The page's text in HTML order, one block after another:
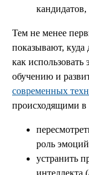
кандидатов,
Тем не менее
показывают, куда
как использовать
обучению и
современных
происходящими в
роль
устранить
интеллекта